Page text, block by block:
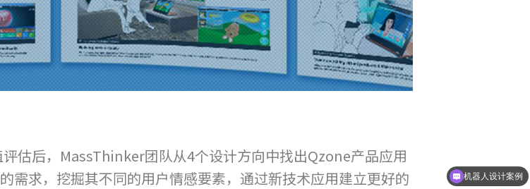
估后，MassThinker团队从4个设计方向中找出Qzone产品应用
需求，挖掘其不同的用户情感要素，通过新技术应用建立更好的
品牌设计包装设计案例